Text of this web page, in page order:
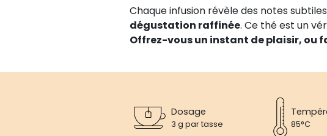
Chaque infusion révèle des notes
dégustation raffinée. Ce thé est un
Offrez-vous un instant de plaisir, ou
Dosage
3 g par tasse 85°C